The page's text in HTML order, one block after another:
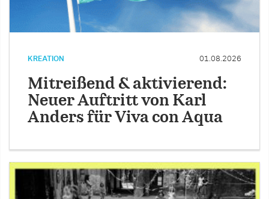
KREATION 01.08.2026
Mitreißend & aktivierend:
Neuer Auftritt von Karl
Anders für Viva con Aqua